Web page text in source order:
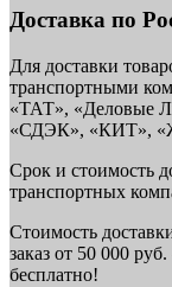
Доставка по
Для доставки
транспортными
«ТАТ», «Деловые
«СДЭК», «КИТ»,
Срок и стоимость
транспортных
Стоимость
заказ от 50 000
бесплатно!